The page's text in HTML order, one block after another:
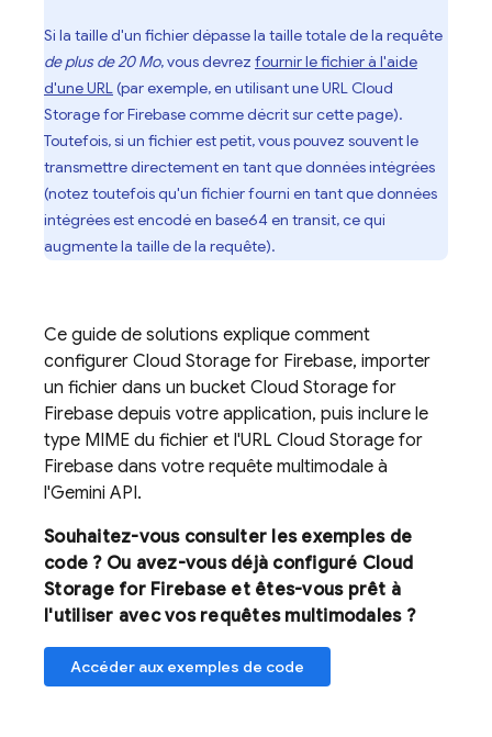
Si la taille d'un fichier dépasse la taille totale de la requête
de plus de 20 Mo, vous devrez fournir le fichier à l'aide
d'une URL(par exemple, en utilisant une URL Cloud
Storage for Firebasecomme décrit sur cette page).
Toutefois, si un fichier est petit, vous pouvez souvent le
transmettre directement en tant que données intégrées
(notez toutefois qu'un fichier fourni en tant que données
intégrées est encodé en base64 en transit, ce qui
augmente la taille de la requête).
Ce guide de solutions explique comment
configurer Cloud Storage for Firebase, importer
un fichier dans un bucket Cloud Storage for
Firebase depuis votre application, puis inclure le
type MIME du fichier et l'URL Cloud Storage for
Firebase dans votre requête multimodale à
l'Gemini API.
Souhaitez-vous consulter les exemples de
code ? Ou avez-vous déjà configuré Cloud
Storage for Firebase et êtes-vous prêt à
l'utiliser avec vos requêtes multimodales ?
Accéder aux exemples de code